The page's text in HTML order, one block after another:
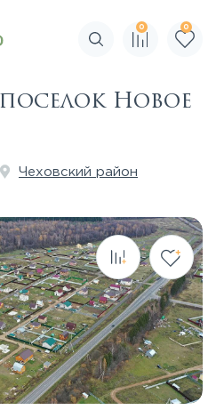
Поиск по сайту
0 0
Новое
Чеховский район